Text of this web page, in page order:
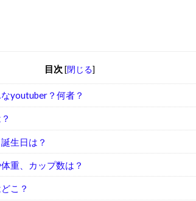
目次 [閉じる]
youtuber？何者？
生日は？
重、カップ数は？
こ？